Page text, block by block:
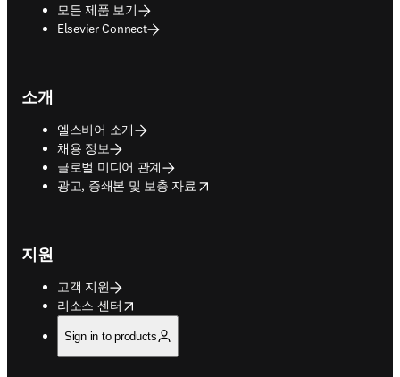
모든 제품 보기
Elsevier Connect
소개
엘스비어 소개
채용 정보
글로벌 미디어 관계
광고, 증쇄본 및 보충 자료
opens in new tab/window
지원
고객 지원
리소스 센터
opens in new tab/window
Sign in to products